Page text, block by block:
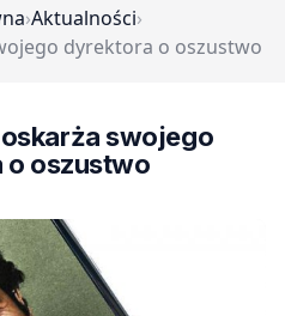
›Aktualności›
dyrektora o oszustwo
swojego
o oszustwo